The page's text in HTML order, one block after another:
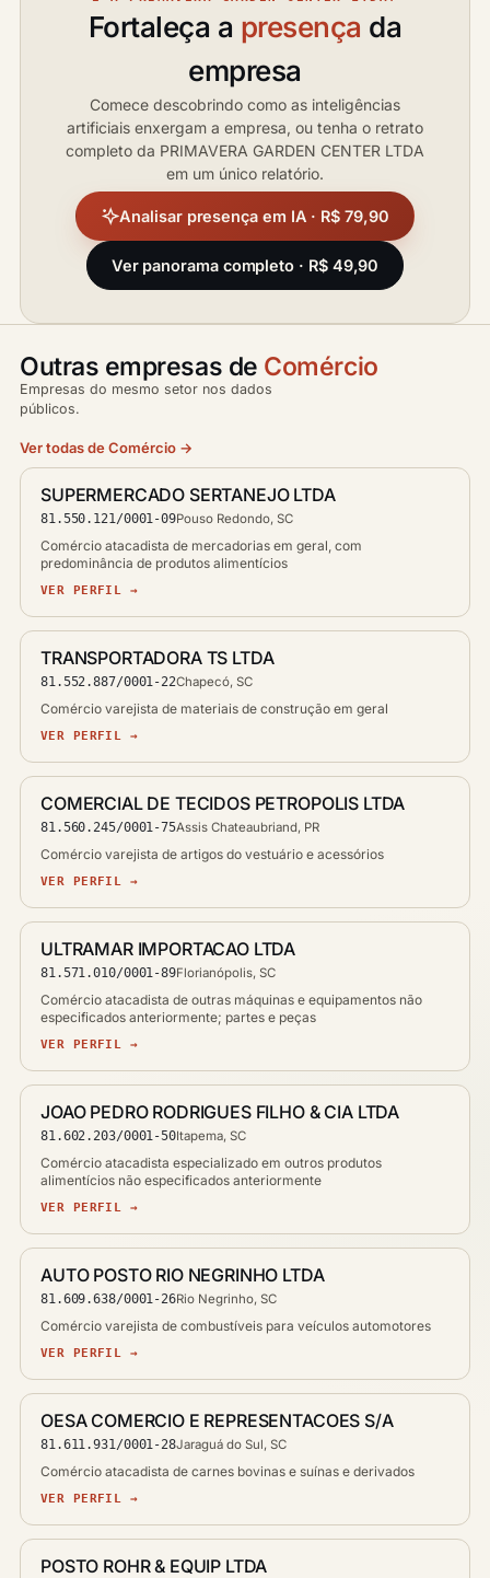
Fortaleça a presença da
empresa
Comece descobrindo como as inteligências
artificiais enxergam a empresa, ou tenha o retrato
completo da PRIMAVERA GARDEN CENTER LTDA
em um único relatório.
Analisar presença em IA · R$ 79,90
Ver panorama completo · R$ 49,90
Outras empresas de Comércio
Empresas do mesmo setor nos dados
públicos.
Ver todas de Comércio →
SUPERMERCADO SERTANEJO LTDA
81.550.121/0001-09Pouso Redondo, SC
Comércio atacadista de mercadorias em geral, com
predominância de produtos alimentícios
VER PERFIL →
TRANSPORTADORA TS LTDA
81.552.887/0001-22Chapecó, SC
Comércio varejista de materiais de construção em geral
VER PERFIL →
COMERCIAL DE TECIDOS PETROPOLIS LTDA
81.560.245/0001-75Assis Chateaubriand, PR
Comércio varejista de artigos do vestuário e acessórios
VER PERFIL →
ULTRAMAR IMPORTACAO LTDA
81.571.010/0001-89Florianópolis, SC
Comércio atacadista de outras máquinas e equipamentos não
especificados anteriormente; partes e peças
VER PERFIL →
JOAO PEDRO RODRIGUES FILHO & CIA LTDA
81.602.203/0001-50Itapema, SC
Comércio atacadista especializado em outros produtos
alimentícios não especificados anteriormente
VER PERFIL →
AUTO POSTO RIO NEGRINHO LTDA
81.609.638/0001-26Rio Negrinho, SC
Comércio varejista de combustíveis para veículos automotores
VER PERFIL →
OESA COMERCIO E REPRESENTACOES S/A
81.611.931/0001-28Jaraguá do Sul, SC
Comércio atacadista de carnes bovinas e suínas e derivados
VER PERFIL →
POSTO ROHR & EQUIP LTDA